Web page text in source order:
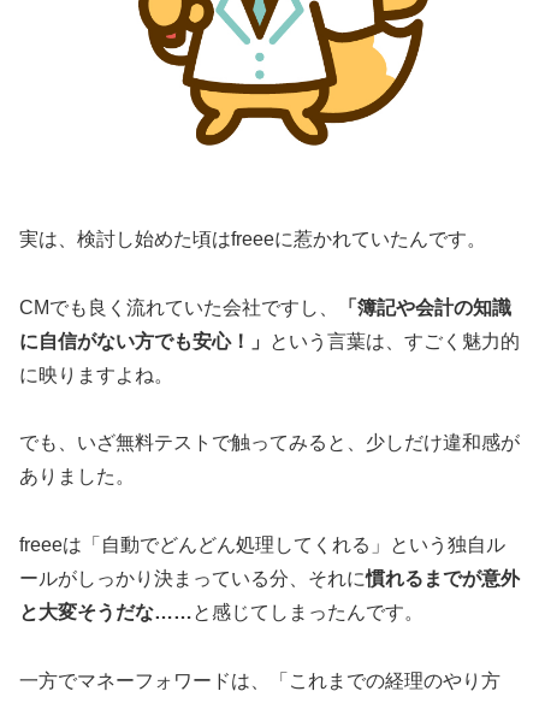
実は、検討し始めた頃はfreeeに惹かれていたんです。
CMでも良く流れていた会社ですし、
「簿記や会計の知識
に自信がない方でも安心！」
という言葉は、すごく魅力的
に映りますよね。
でも、いざ無料テストで触ってみると、少しだけ違和感が
ありました。
freeeは「自動でどんどん処理してくれる」という独自ル
ールがしっかり決まっている分、それに慣れるまでが意外
と大変そうだな……と感じてしまったんです。
一方でマネーフォワードは、「これまでの経理のやり方